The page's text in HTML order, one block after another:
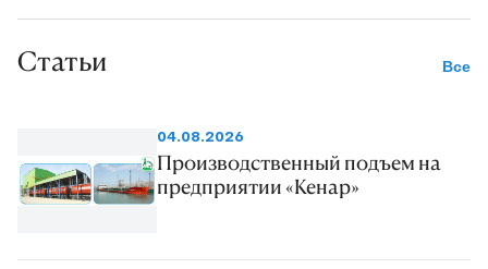
Статьи Все
04.08.2026
Производственный подъем на
предприятии «Кенар»